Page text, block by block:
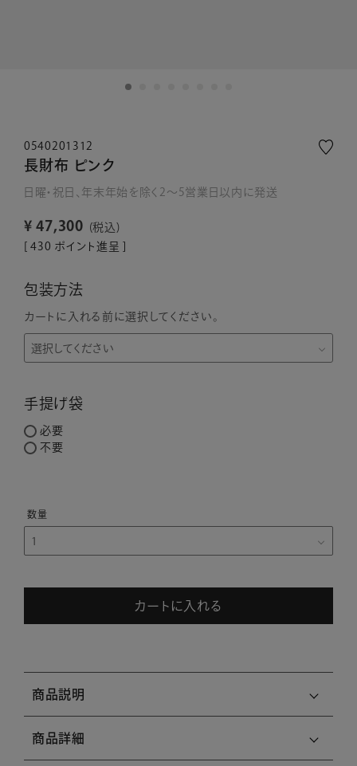
0540201312
長財布 ピンク
日曜・祝日、年末年始を除く2～5営業日以内に発送
¥ 47,300
税込
430 ポイント進呈 ]
包装方法
カートに入れる前に選択してください。
手提げ袋
必要
不要
カートに入れる
商品説明
商品詳細